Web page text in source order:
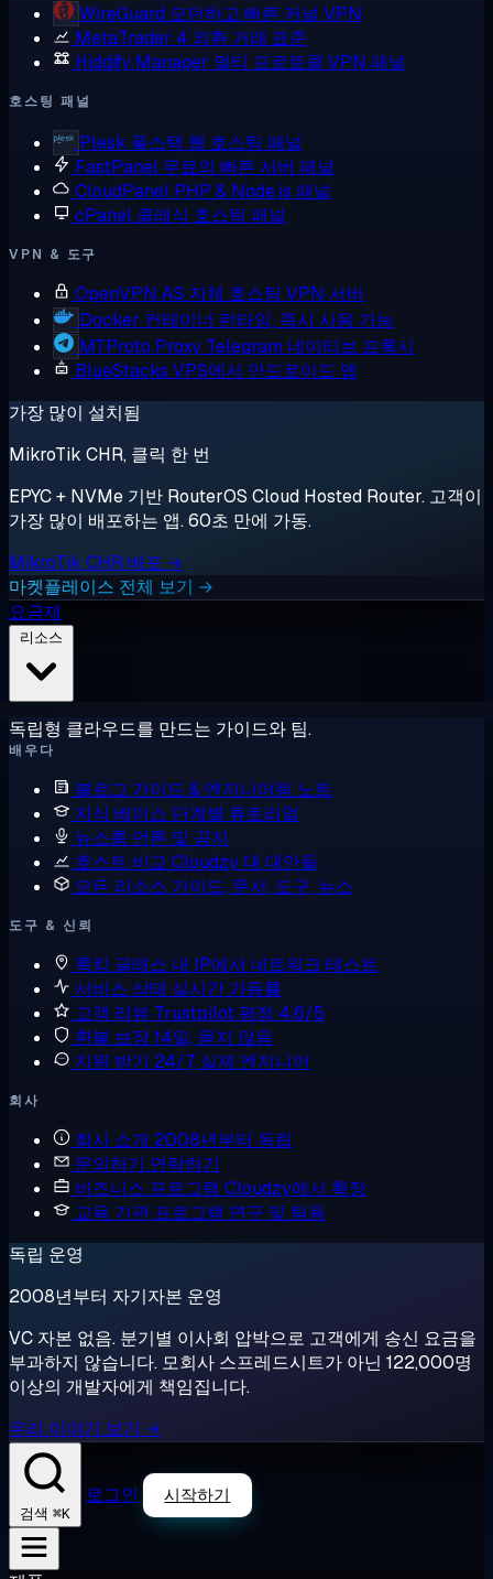
WireGuard 모던하고 빠른 커널 VPN
MetaTrader 4 외환 거래 표준
Hiddify Manager 멀티 프로토콜 VPN 패널
호스팅 패널
Plesk 풀스택 웹 호스팅 패널
FastPanel 무료의 빠른 서버 패널
CloudPanel PHP & Node.js 패널
cPanel 클래식 호스팅 패널
VPN & 도구
OpenVPN AS 자체 호스팅 VPN 서버
Docker 컨테이너 런타임, 즉시 사용 가능
MTProto Proxy Telegram 네이티브 프록시
BlueStacks VPS에서 안드로이드 앱
가장 많이 설치됨
MikroTik CHR, 클릭 한 번
EPYC + NVMe 기반 RouterOS Cloud Hosted Router. 고객이
가장 많이 배포하는 앱. 60초 만에 가동.
MikroTik CHR 배포 →
마켓플레이스 전체 보기 →
요금제
독립형 클라우드를 만드는 가이드와 팀.
배우다
블로그 가이드 & 엔지니어링 노트
지식 베이스 단계별 튜토리얼
뉴스룸 언론 및 공지
호스트 비교 Cloudzy 대 대안들
모든 리소스 가이드, 문서, 도구, 뉴스
도구 & 신뢰
룩킹 글래스 내 IP에서 네트워크 테스트
서비스 상태 실시간 가동률
고객 리뷰 Trustpilot 평점 4.6/5
환불 보장14일, 묻지 않음
지원 받기 24/7, 실제 엔지니어
회사
회사 소개 2008년부터 독립
문의하기 연락하기
비즈니스 프로그램 Cloudzy에서 확장
교육 기관 프로그램 연구 및 팀용
독립 운영
2008년부터 자기자본 운영
VC 자본 없음. 분기별 이사회 압박으로 고객에게 송신 요금을
부과하지 않습니다. 모회사 스프레드시트가 아닌 122,000명
이상의 개발자에게 책임집니다.
우리 이야기 보기 →
검색 ⌘K
로그인 시작하기